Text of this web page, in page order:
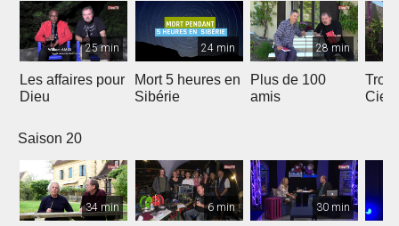
25 min
Les affaires pour
Dieu
24 min
Mort 5 heures en
Sibérie
28 min
Plus de 100
amis
Ciel
Saison 20
34 min 6 min 30 min